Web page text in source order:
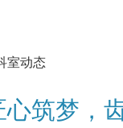
室动态
心筑梦